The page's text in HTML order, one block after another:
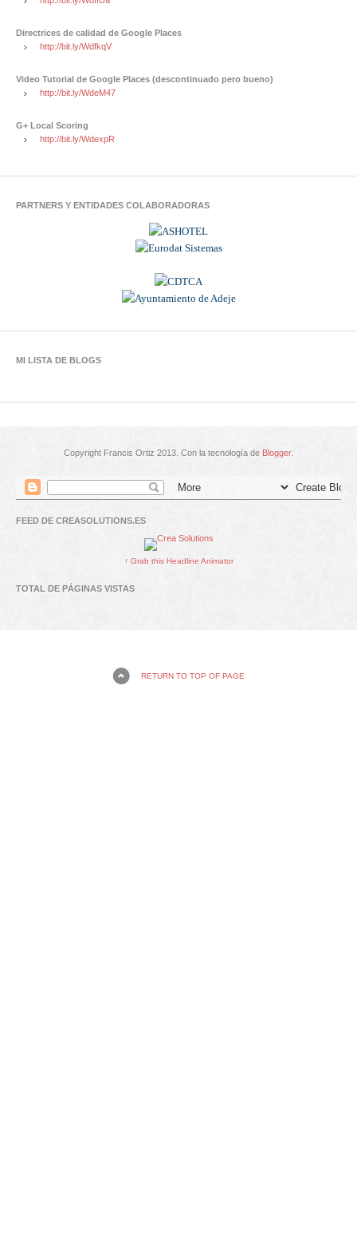
Directrices de calidad de Google Places
http://bit.ly/WdfkqV
Video Tutorial de Google Places (descontinuado pero bueno)
http://bit.ly/WdeM47
G+ Local Scoring
http://bit.ly/WdexpR
PARTNERS Y ENTIDADES COLABORADORAS
MI LISTA DE BLOGS
Copyright Francis Ortiz 2013. Con la tecnología de Blogger.
FEED DE CREASOLUTIONS.ES
↑ Grab this Headline Animator
TOTAL DE PÁGINAS VISTAS
RETURN TO TOP OF PAGE